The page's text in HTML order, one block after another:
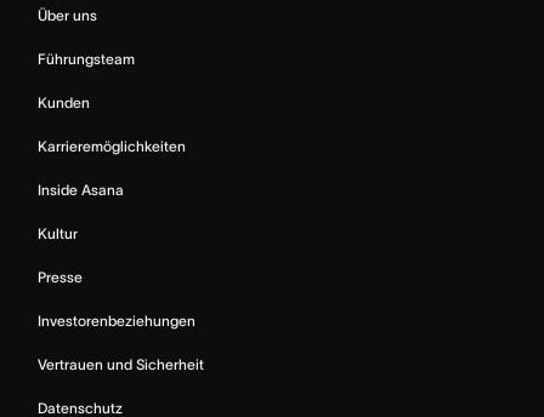
Über uns
Führungsteam
Kunden
Karrieremöglichkeiten
Inside Asana
Kultur
Presse
Investorenbeziehungen
Vertrauen und Sicherheit
Datenschutz